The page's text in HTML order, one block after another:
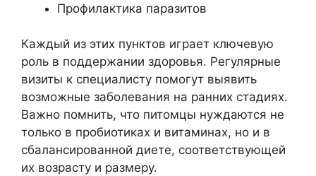
Профилактика паразитов
Каждый из этих пунктов играет ключевую
роль в поддержании здоровья. Регулярные
визиты к специалисту помогут выявить
возможные заболевания на ранних стадиях.
Важно помнить, что питомцы нуждаются не
только в пробиотиках и витаминах, но и в
сбалансированной диете, соответствующей
их возрасту и размеру.